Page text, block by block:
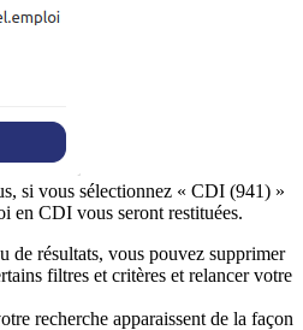
si vous sélectionnez « CDI (941) »
en CDI vous seront restituées.
de résultats, vous pouvez supprimer
filtres et critères et relancer votre
recherche apparaissent de la façon